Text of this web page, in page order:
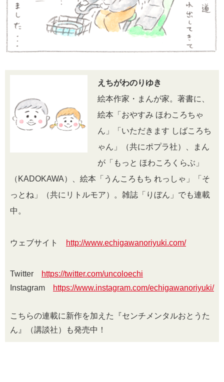
えちがわのりゆき
絵本作家・まんが家。著書に、
絵本「おやすみ ほわころちゃ
ん」「いただきます しばころち
ゃん」（共にポプラ社）、まん
が「もっと ほわころくらぶ」
（KADOKAWA）、絵本「うんころもち れっしゃ」「そ
っとね」（共にリトルモア）。雑誌「りぼん」でも連載
中。
ウェブサイト http://www.echigawanoriyuki.com/
Twitter
https://twitter.com/uncoloechi
Instagram
https://www.instagram.com/echigawanoriyuki/
こちらの連載に新作を加えた『センチメンタルおとうた
ん』（講談社）も発売中！